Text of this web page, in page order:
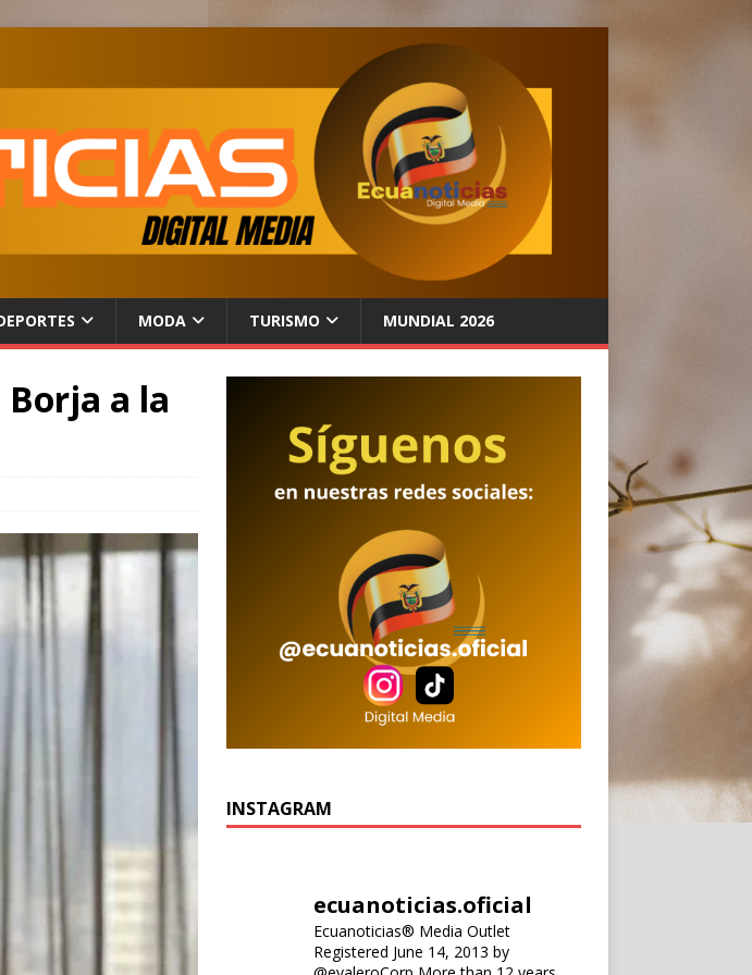
MODA TURISMO MUNDIAL 2026
a la
INSTAGRAM
ecuanoticias.oficial
Ecuanoticias® Media Outlet
Registered June 14, 2013 by